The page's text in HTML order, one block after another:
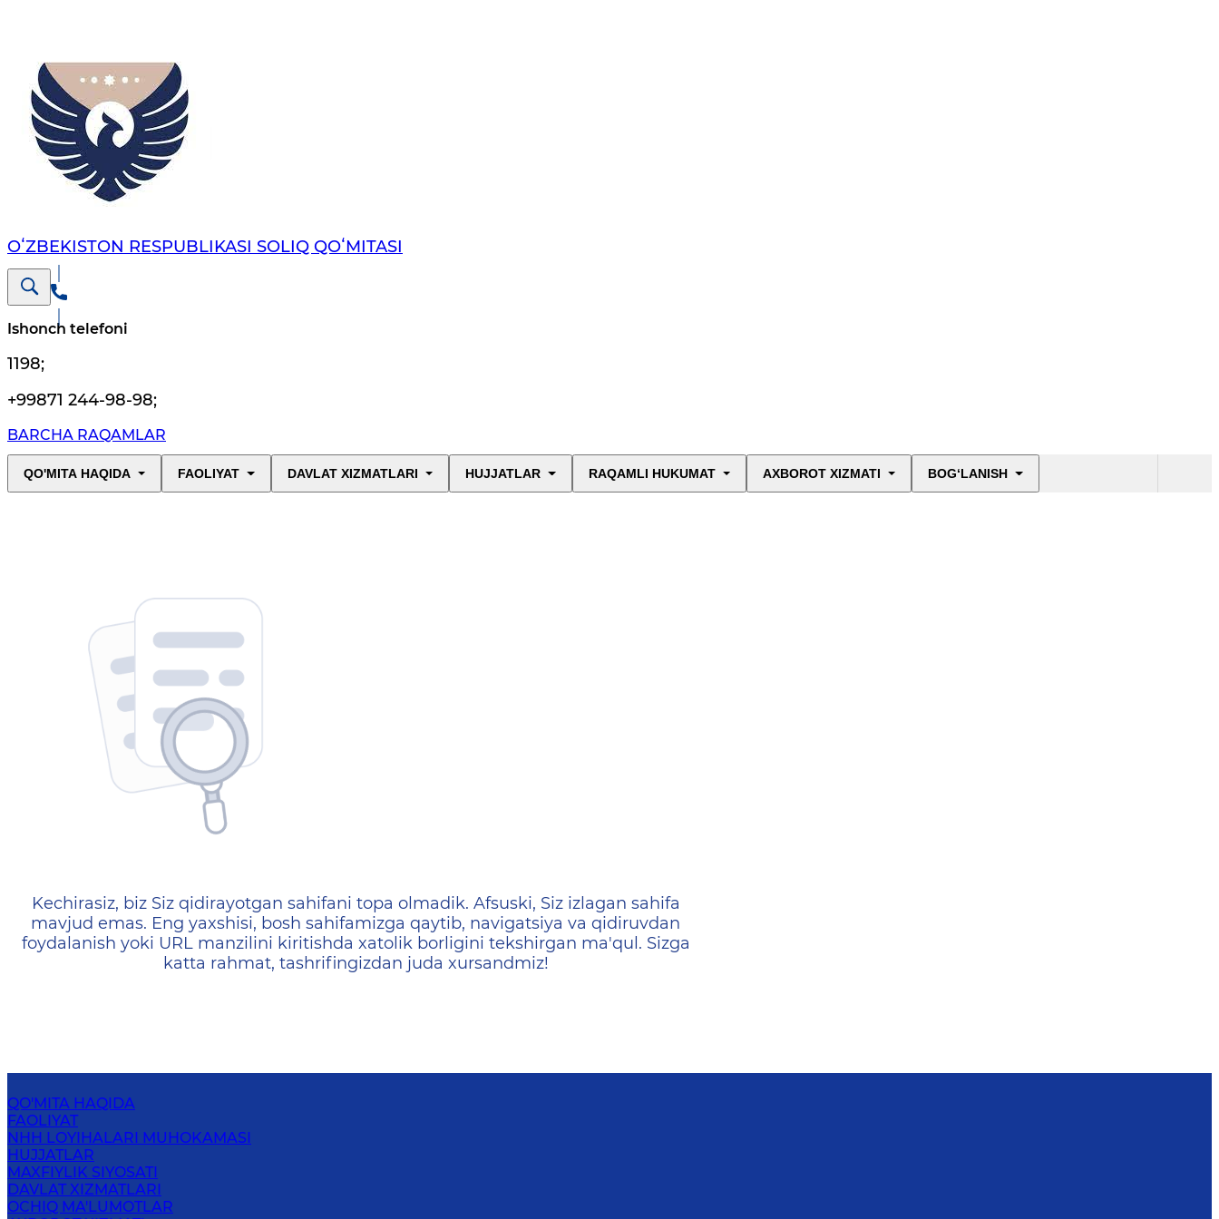
OʻZBEKISTON RESPUBLIKASI SOLIQ QOʻMITASI
Ishonch telefoni
1198;
+99871 244-98-98;
BARCHA RAQAMLAR
QO'MITA HAQIDA FAOLIYAT DAVLAT XIZMATLARI HUJJATLAR RAQAMLI HUKUMAT AXBOROT XIZMATI BOG‘LANISH
404 — Страница не найдена
Kechirasiz, biz Siz qidirayotgan sahifani topa olmadik. Afsuski, Siz izlagan sahifa
mavjud emas. Eng yaxshisi, bosh sahifamizga qaytib, navigatsiya va qidiruvdan
foydalanish yoki URL manzilini kiritishda xatolik borligini tekshirgan ma'qul. Sizga
katta rahmat, tashrifingizdan juda xursandmiz!
QO'MITA HAQIDA
FAOLIYAT
NHH LOYIHALARI MUHOKAMASI
HUJJATLAR
MAXFIYLIK SIYOSATI
DAVLAT XIZMATLARI
OCHIQ MA'LUMOTLAR